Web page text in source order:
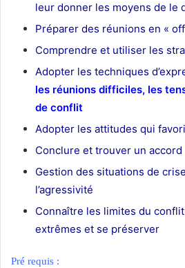
leur donner les moyens de le
Préparer des réunions en «
Comprendre et utiliser les
Adopter les techniques
les réunions difficiles, les
de conflit
Adopter les attitudes qui
Conclure et trouver un accord
Gestion des situations de
l’agressivité
Connaître les limites du
extrêmes et se préserver
Pré requis :